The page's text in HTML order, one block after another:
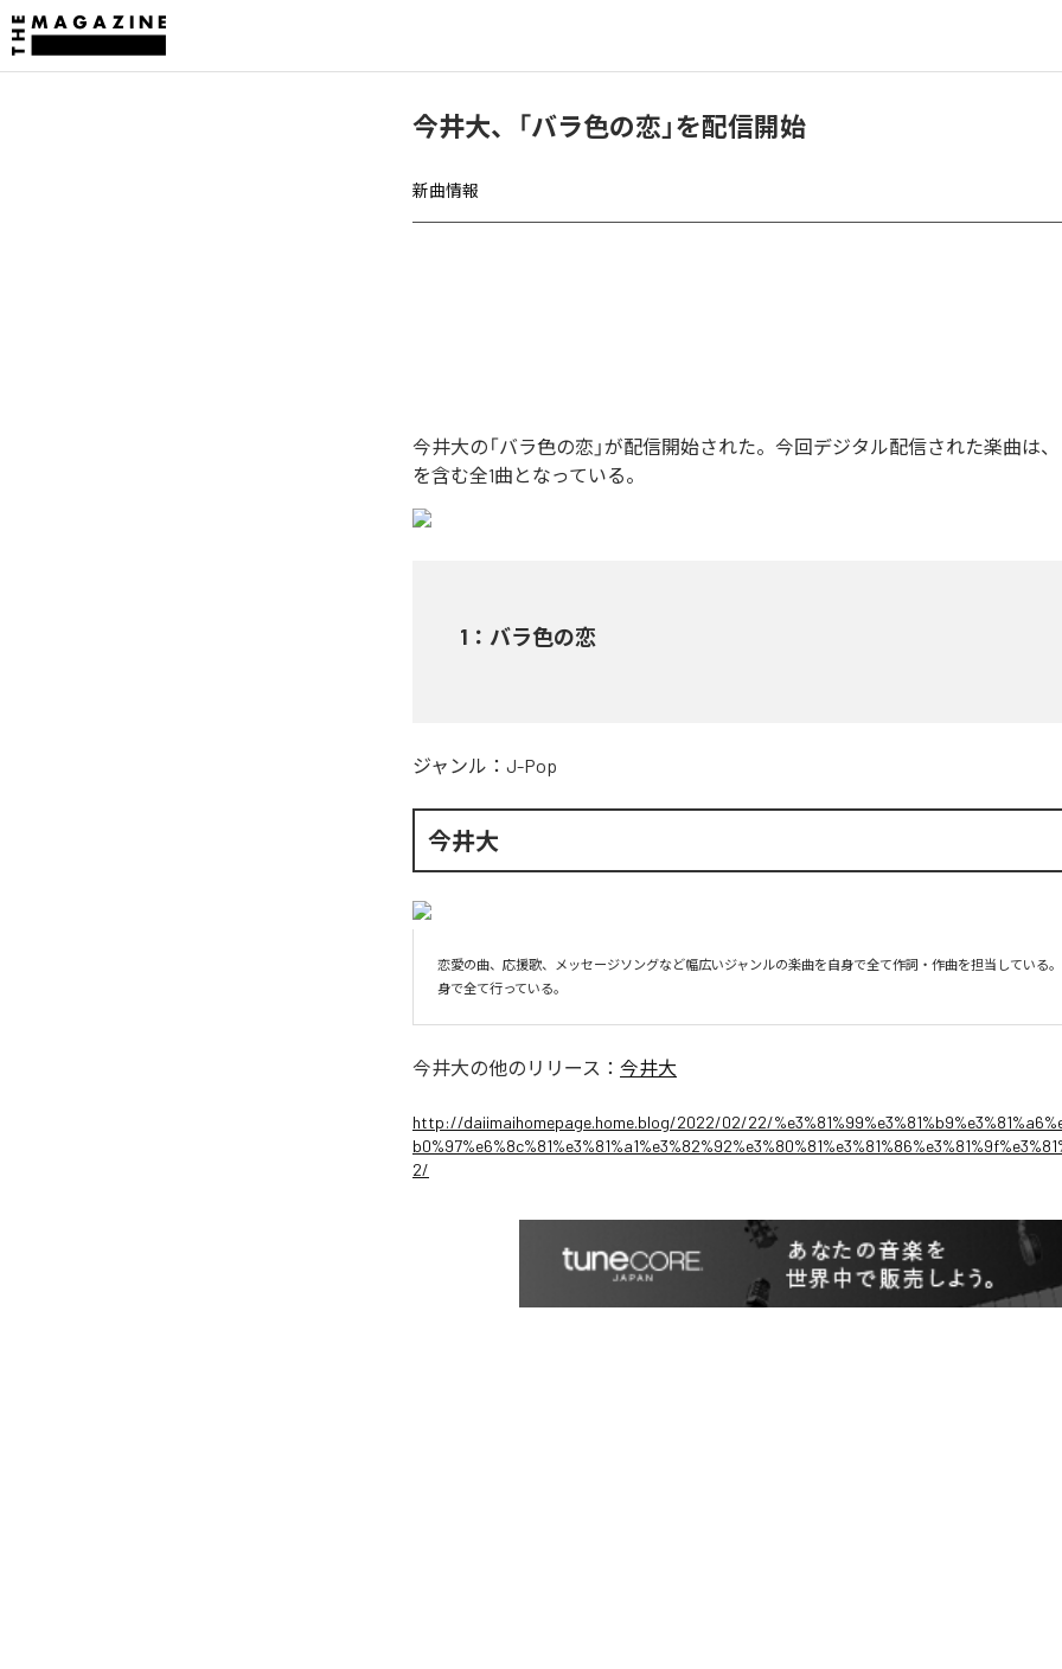
今井大、「バラ色の恋」を配信開始
新曲情報
今井大の「バラ色の恋」が配信開始された。今回デジタル配信された楽曲は、
を含む全1曲となっている。
1 ： バラ色の恋
ジャンル： J-Pop
今井大
恋愛の曲、応援歌、メッセージソングなど幅広いジャンルの楽曲を自身で全て作詞・作曲を担当している
身で全て行っている。
今井大の他のリリース： 今井大
http://daiimaihomepage.home.blog/2022/02/22/
2/